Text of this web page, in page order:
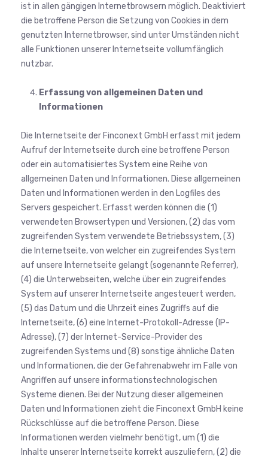
ist in allen gängigen Internetbrowsern möglich. Deaktiviert
die betroffene Person die Setzung von Cookies in dem
genutzten Internetbrowser, sind unter Umständen nicht
alle Funktionen unserer Internetseite vollumfänglich
nutzbar.
Erfassung von allgemeinen Daten und
Informationen
Die Internetseite der Finconext GmbH erfasst mit jedem
Aufruf der Internetseite durch eine betroffene Person
oder ein automatisiertes System eine Reihe von
allgemeinen Daten und Informationen. Diese allgemeinen
Daten und Informationen werden in den Logfiles des
Servers gespeichert. Erfasst werden können die (1)
verwendeten Browsertypen und Versionen, (2) das vom
zugreifenden System verwendete Betriebssystem, (3)
die Internetseite, von welcher ein zugreifendes System
auf unsere Internetseite gelangt (sogenannte Referrer),
(4) die Unterwebseiten, welche über ein zugreifendes
System auf unserer Internetseite angesteuert werden,
(5) das Datum und die Uhrzeit eines Zugriffs auf die
Internetseite, (6) eine Internet-Protokoll-Adresse (IP-
Adresse), (7) der Internet-Service-Provider des
zugreifenden Systems und (8) sonstige ähnliche Daten
und Informationen, die der Gefahrenabwehr im Falle von
Angriffen auf unsere informationstechnologischen
Systeme dienen. Bei der Nutzung dieser allgemeinen
Daten und Informationen zieht die Finconext GmbH keine
Rückschlüsse auf die betroffene Person. Diese
Informationen werden vielmehr benötigt, um (1) die
Inhalte unserer Internetseite korrekt auszuliefern, (2) die